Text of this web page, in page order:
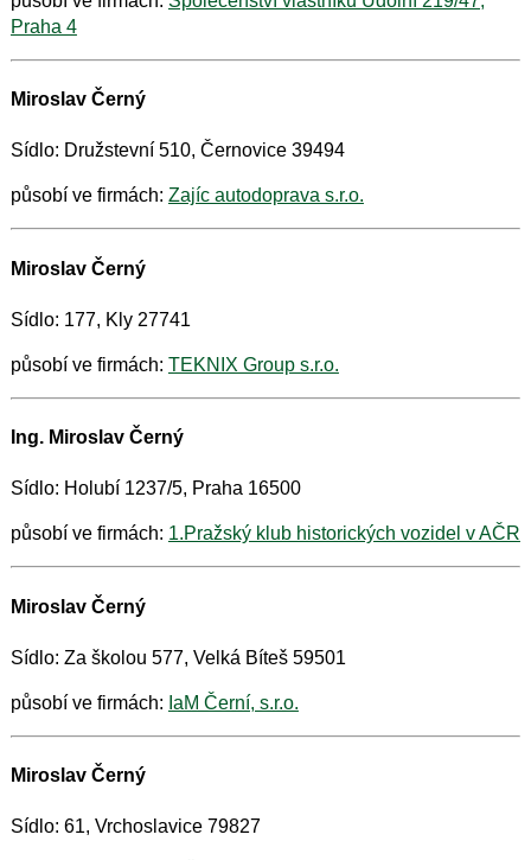
Praha 4
Miroslav Černý
Sídlo: Družstevní 510, Černovice 39494
působí ve firmách: Zajíc autodoprava s.r.o.
Miroslav Černý
Sídlo: 177, Kly 27741
působí ve firmách: TEKNIX Group s.r.o.
Ing. Miroslav Černý
Sídlo: Holubí 1237/5, Praha 16500
působí ve firmách: 1.Pražský klub historických vozidel v AČR
Miroslav Černý
Sídlo: Za školou 577, Velká Bíteš 59501
působí ve firmách: IaM Černí, s.r.o.
Miroslav Černý
Sídlo: 61, Vrchoslavice 79827